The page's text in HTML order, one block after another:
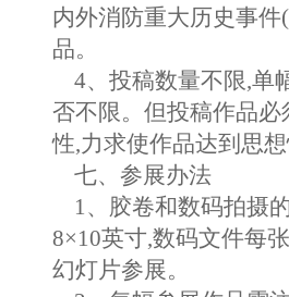
内外消防重大历史事
品。
4、投稿数量不限,单
否不限。但投稿作品
性,力求使作品达到思
七、参展办法
1、胶卷和数码拍摄
8×10英寸,数码文件每
幻灯片参展。